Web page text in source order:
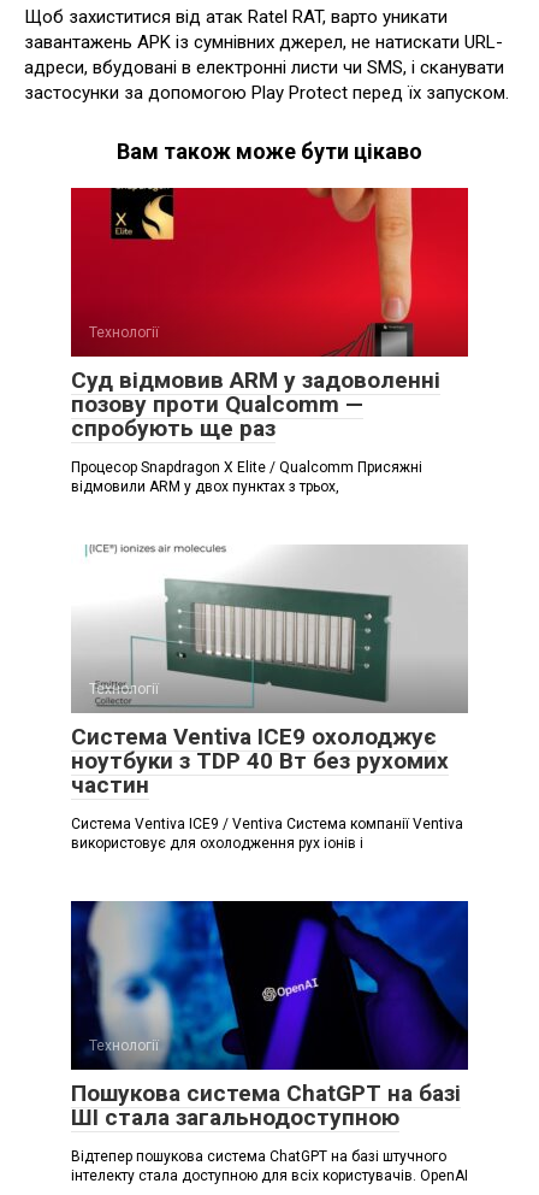
Щоб захиститися від атак Ratel RAT, варто уникати
завантажень APK із сумнівних джерел, не натискати URL-
адреси, вбудовані в електронні листи чи SMS, і сканувати
застосунки за допомогою Play Protect перед їх запуском.
Вам також може бути цікаво
Технології
Суд відмовив ARM у задоволенні
позову проти Qualcomm —
спробують ще раз
Процесор Snapdragon X Elite / Qualcomm Присяжні
відмовили ARM у двох пунктах з трьох,
Технології
Система Ventiva ICE9 охолоджує
ноутбуки з TDP 40 Вт без рухомих
частин
Система Ventiva ICE9 / Ventiva Система компанії Ventiva
використовує для охолодження рух іонів і
Технології
Пошукова система ChatGPT на базі
ШІ стала загальнодоступною
Відтепер пошукова система ChatGPT на базі штучного
інтелекту стала доступною для всіх користувачів. OpenAI